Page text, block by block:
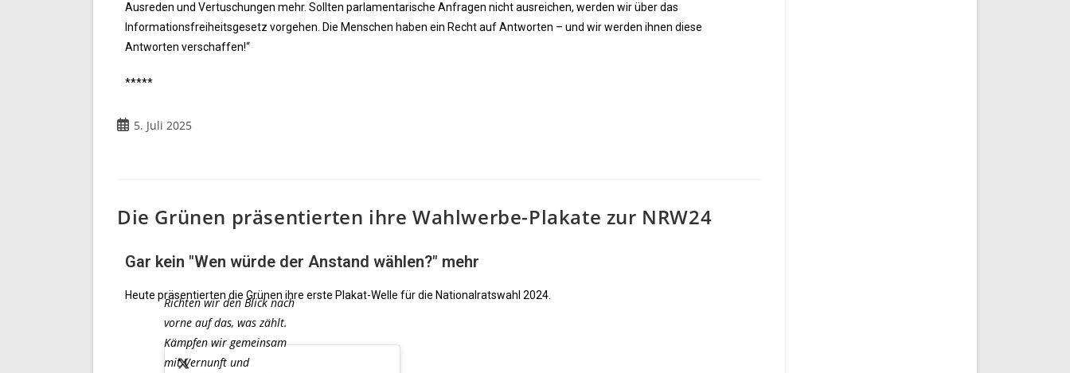
Ausreden und Vertuschungen mehr. Sollten parlamentarische Anfragen nicht ausreichen, werden wir über das
Informationsfreiheitsgesetz vorgehen. Die Menschen haben ein Recht auf Antworten – und wir werden ihnen diese
Antworten verschaffen!“
*****
5. Juli 2025
Die Grünen präsentierten ihre Wahlwerbe-Plakate zur NRW24
Gar kein "Wen würde der Anstand wählen?" mehr
Heute präsentierten die Grünen ihre erste Plakat-Welle für die Nationalratswahl 2024.
Richten wir den Blick nach
vorne auf das, was zählt.
Kämpfen wir gemeinsam
mit Vernunft und